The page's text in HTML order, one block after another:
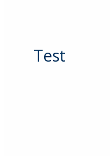
Test